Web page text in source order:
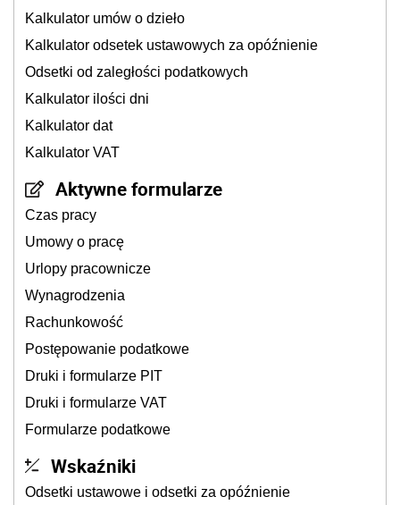
Kalkulator umów o dzieło
Kalkulator odsetek ustawowych za opóźnienie
Odsetki od zaległości podatkowych
Kalkulator ilości dni
Kalkulator dat
Kalkulator VAT
Aktywne formularze
Czas pracy
Umowy o pracę
Urlopy pracownicze
Wynagrodzenia
Rachunkowość
Postępowanie podatkowe
Druki i formularze PIT
Druki i formularze VAT
Formularze podatkowe
Wskaźniki
Odsetki ustawowe i odsetki za opóźnienie